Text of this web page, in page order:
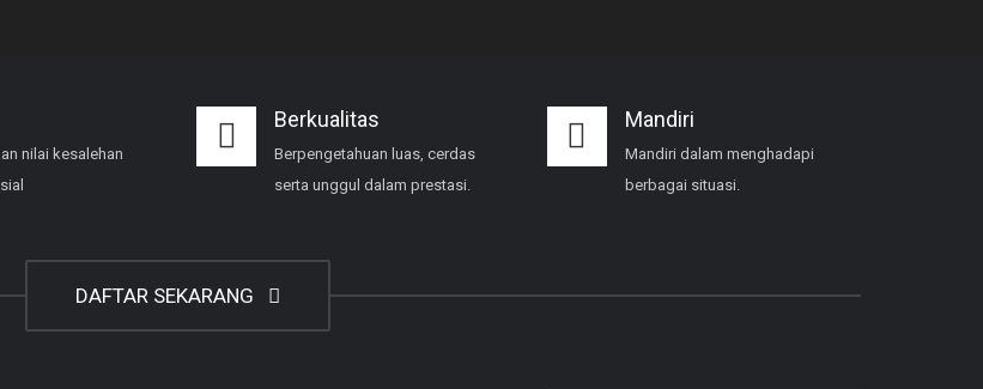
nilai kesalehan
Berkualitas
Berpengetahuan luas, cerdas
serta unggul dalam prestasi.
Mandiri
Mandiri dalam menghadapi
berbagai situasi.
DAFTAR SEKARANG